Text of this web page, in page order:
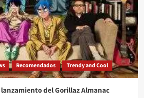
Recomendados Trendy and Cool
del Gorillaz Almanac